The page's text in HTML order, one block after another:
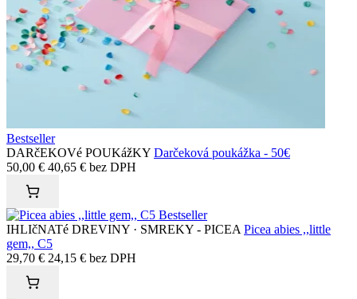
Bestseller
DARčEKOVé POUKážKY Darčeková poukážka - 50€
50,00 € 40,65 € bez DPH
Bestseller
IHLIčNATé DREVINY · SMREKY - PICEA Picea abies ,,little
gem,, C5
29,70 € 24,15 € bez DPH